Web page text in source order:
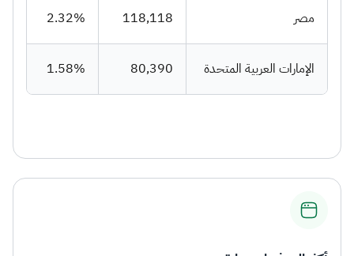
مصر 118,118
2.32%
الإمارات العربية المتحدة 80,390
1.58%